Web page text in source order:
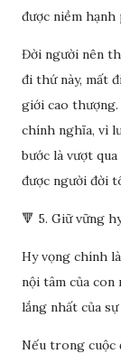
được niềm hạnh
Đời người nên
đi thứ này, mất
giới cao
chính nghĩa, vì
bước là vượt
được người đời
🔻 5. Giữ vững
Hy vọng chính
nội tâm của con
lắng nhất của
Nếu trong cuộc